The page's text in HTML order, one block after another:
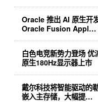
Oracle 推出 AI 原生开
Oracle Fusion Appl…
白色电竞新势力登场
原生180Hz显示器上市
戴尔科技将智能驱动的
嵌入主存储，大幅提…